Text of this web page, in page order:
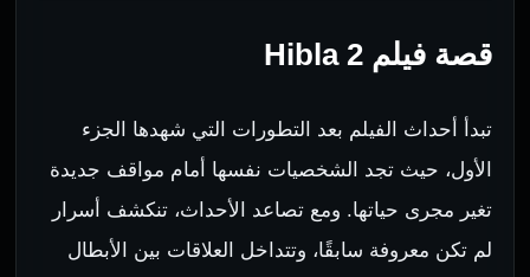
قصة فيلم Hibla 2
تبدأ أحداث الفيلم بعد التطورات التي شهدها الجزء
الأول، حيث تجد الشخصيات نفسها أمام مواقف جديدة
تغير مجرى حياتها. ومع تصاعد الأحداث، تنكشف أسرار
لم تكن معروفة سابقًا، وتتداخل العلاقات بين الأبطال